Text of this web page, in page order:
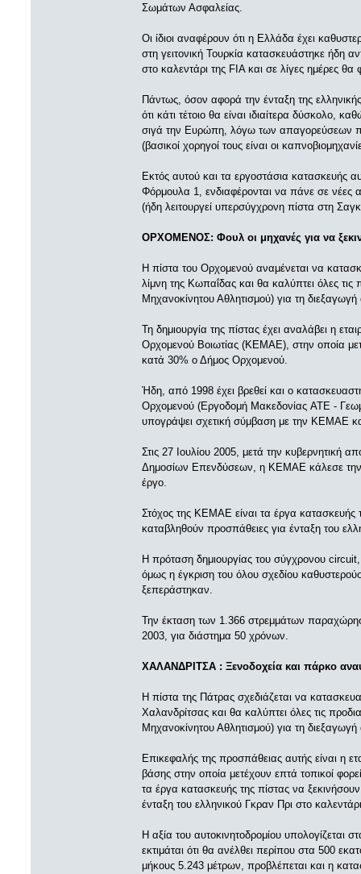
Σωμάτων Ασφαλείας.
Οι ίδιοι αναφέρουν ότι η Ελλάδα έχει
στη γειτονική Τουρκία κατασκευάστηκε ήδη
στο καλεντάρι της FIA και σε λίγες ημέρες
Πάντως, όσον αφορά την ένταξη της
ότι κάτι τέτοιο θα είναι ιδιαίτερα δύσκολο,
σιγά την Ευρώπη, λόγω των απαγορεύσεων
(βασικοί χορηγοί τους είναι οι
Εκτός αυτού και τα εργοστάσια κατασκευής
Φόρμουλα 1, ενδιαφέρονται να πάνε σε νέες
(ήδη λειτουργεί υπερσύγχρονη πίστα στη
ΟΡΧΟΜΕΝΟΣ: Φουλ οι μηχανές για να
H πίστα του Ορχομενού αναμένεται να
λίμνη της Κωπαΐδας και θα καλύπτει όλες
Μηχανοκίνητου Αθλητισμού) για τη
Τη δημιουργία της πίστας έχει αναλάβει η
Ορχομενού Βοιωτίας (KEMAE), στην οποία
κατά 30% ο Δήμος Ορχομενού.
Ήδη, από 1998 έχει βρεθεί και ο
Ορχομενού (Εργοδομή Μακεδονίας ATE -
υπογράψει σχετική σύμβαση με την KEMAE
Στις 27 Ιουλίου 2005, μετά την κυβερνητική
Δημοσίων Επενδύσεων, η KEMAE κάλεσε την
έργο.
Στόχος της KEMAE είναι τα έργα
καταβληθούν προσπάθειες για ένταξη του
H πρόταση δημιουργίας του σύγχρονου
όμως η έγκριση του όλου σχεδίου
ξεπεράστηκαν.
Την έκταση των 1.366 στρεμμάτων
2003, για διάστημα 50 χρόνων.
ΧΑΛΑΝΔΡΙΤΣΑ : Ξενοδοχεία και πάρκο
H πίστα της Πάτρας σχεδιάζεται να
Χαλανδρίτσας και θα καλύπτει όλες τις
Μηχανοκίνητου Αθλητισμού) για τη
Επικεφαλής της προσπάθειας αυτής είναι η
βάσης στην οποία μετέχουν επτά τοπικοί
τα έργα κατασκευής της πίστας να
ένταξη του ελληνικού Γκραν Πρι στο
Η αξία του αυτοκινητοδρομίου
εκτιμάται ότι θα ανέλθει περίπου στα 500
μήκους 5.243 μέτρων, προβλέπεται και η